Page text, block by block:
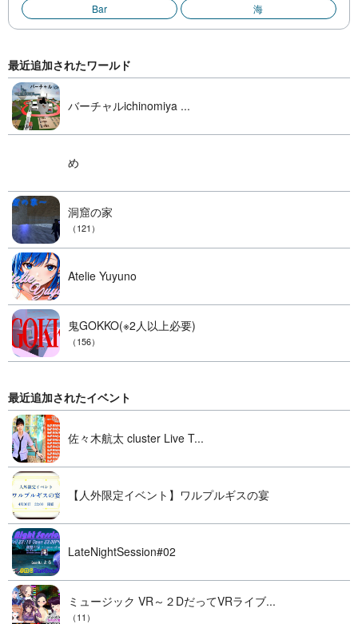
Bar
海
最近追加されたワールド
バーチャルichinomiya ...
め
洞窟の家
（121）
Atelie Yuyuno
鬼GOKKO(※2人以上必要)
（156）
最近追加されたイベント
佐々木航太 cluster Live T...
【人外限定イベント】ワルプルギスの宴
LateNightSession#02
ミュージック VR～２DだってVRライブ...
（11）